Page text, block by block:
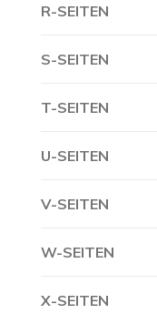
R-SEITEN
S-SEITEN
T-SEITEN
U-SEITEN
V-SEITEN
W-SEITEN
X-SEITEN